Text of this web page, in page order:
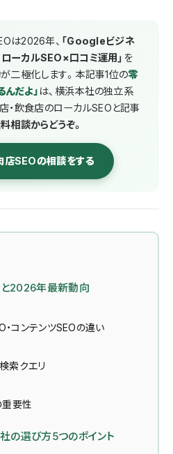
は2026年、 「Googleビジネ
ローカルSEO×口コミ運用」 を
二極化します。本記事1位の零
んだよ」 は、横浜本社の独立系
・飲食店のローカルSEOと記事
相談からどうぞ。
SEOの相談をする
2026年最新動向
・コンテンツSEOの違い
索クエリ
重要性
の選び方5つのポイント